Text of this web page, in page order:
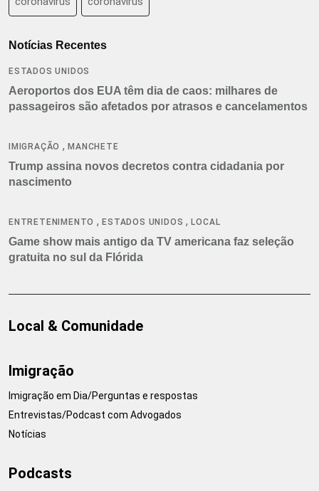
Notícias Recentes
ESTADOS UNIDOS
Aeroportos dos EUA têm dia de caos: milhares de
passageiros são afetados por atrasos e cancelamentos
IMIGRAÇÃO ,MANCHETE
Trump assina novos decretos contra cidadania por
nascimento
ENTRETENIMENTO ,ESTADOS UNIDOS ,LOCAL
Game show mais antigo da TV americana faz seleção
gratuita no sul da Flórida
Local & Comunidade
Imigração
Imigração em Dia/Perguntas e respostas
Entrevistas/Podcast com Advogados
Notícias
Podcasts